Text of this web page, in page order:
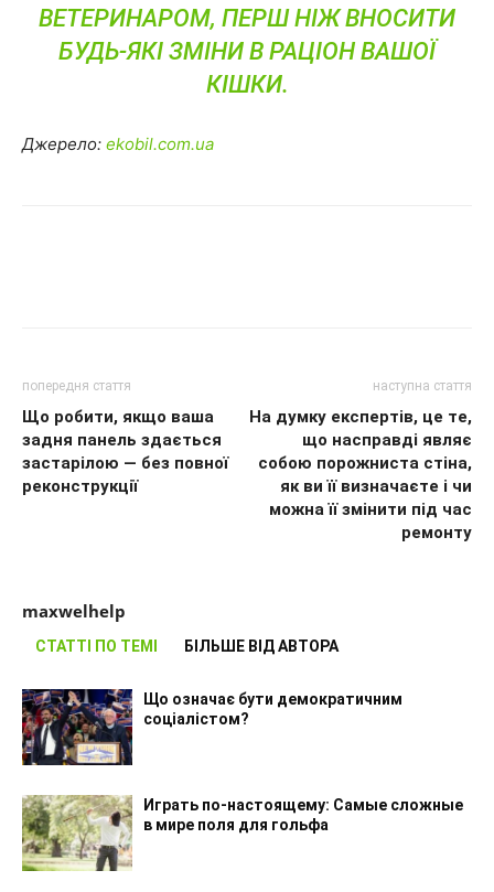
ВЕТЕРИНАРОМ, ПЕРШ НІЖ ВНОСИТИ
БУДЬ-ЯКІ ЗМІНИ В РАЦІОН ВАШОЇ
КІШКИ.
Джерело: ekobil.com.ua
попередня стаття
Що робити, якщо ваша
задня панель здається
застарілою — без повної
реконструкції
наступна стаття
На думку експертів, це те,
що насправді являє
собою порожниста стіна,
як ви її визначаєте і чи
можна її змінити під час
ремонту
maxwelhelp
СТАТТІ ПО ТЕМІ БІЛЬШЕ ВІД АВТОРА
Що означає бути демократичним
соціалістом?
Играть по-настоящему: Самые сложные
в мире поля для гольфа